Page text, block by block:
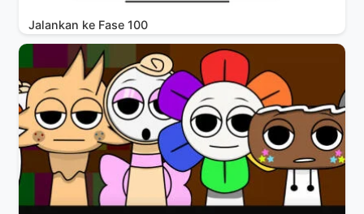
Jalankan ke Fase 100